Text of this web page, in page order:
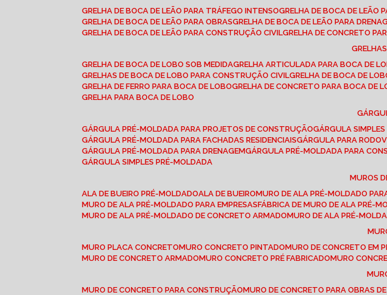
GRELHA DE BOCA DE LEÃO PARA TRÁFEGO INTENSO
GRELHA DE BOCA DE LEÃO
GRELHA DE BOCA DE LEÃO PARA OBRAS
GRELHA DE BOCA DE LEÃO PARA
GRELHA DE BOCA DE LEÃO PARA CONSTRUÇÃO CIVIL
GRELHA DE CONCRETO
GRELHA DE BOCA DE LOBO SOB MEDIDA
GRELHA ARTICULADA PARA BOCA DE
GRELHAS DE BOCA DE LOBO PARA CONSTRUÇÃO CIVIL
GRELHA DE BOCA DE
GRELHA DE FERRO PARA BOCA DE LOBO
GRELHA DE CONCRETO PARA BOCA DE
GRELHA PARA BOCA DE LOBO
GÁRGULA PRÉ-MOLDADA PARA PROJETOS DE CONSTRUÇÃO
GÁRGULA
GÁRGULA PRÉ-MOLDADA PARA FACHADAS RESIDENCIAIS
GÁRGULA PARA
GÁRGULA PRÉ-MOLDADA PARA DRENAGEM
GÁRGULA PRÉ-MOLDADA PARA
GÁRGULA SIMPLES PRÉ-MOLDADA
MUROS
ALA DE BUEIRO PRÉ-MOLDADO ALA DE BUEIRO MURO DE ALA PRÉ-MOLDADO
MURO DE ALA PRÉ-MOLDADO PARA EMPRESAS FÁBRICA DE MURO DE ALA PRÉ-
MURO DE ALA PRÉ-MOLDADO DE CONCRETO ARMADO
MURO DE ALA PRÉ-
MURO PLACA CONCRETO
MURO CONCRETO PINTADO MURO DE CONCRETO EM
MURO DE CONCRETO ARMADO
MURO CONCRETO PRÉ FABRICADO MURO
MURO DE CONCRETO PARA CONSTRUÇÃO
MURO DE CONCRETO PARA OBRAS